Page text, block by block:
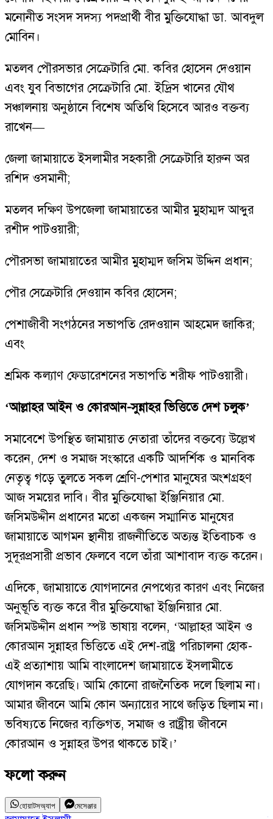
মনোনীত সংসদ সদস্য পদপ্রার্থী বীর মুক্তিযোদ্ধা ডা. আবদুল
মোবিন।
মতলব পৌরসভার সেক্রেটারি মো. কবির হোসেন দেওয়ান
এবং যুব বিভাগের সেক্রেটারি মো. ইদ্রিস খানের যৌথ
সঞ্চালনায় অনুষ্ঠানে বিশেষ অতিথি হিসেবে আরও বক্তব্য
রাখেন—
জেলা জামায়াতে ইসলামীর সহকারী সেক্রেটারি হারুন অর
রশিদ ওসমানী;
মতলব দক্ষিণ উপজেলা জামায়াতের আমীর মুহাম্মদ আব্দুর
রশীদ পাটওয়ারী;
পৌরসভা জামায়াতের আমীর মুহাম্মদ জসিম উদ্দিন প্রধান;
পৌর সেক্রেটারি দেওয়ান কবির হোসেন;
পেশাজীবী সংগঠনের সভাপতি রেদওয়ান আহমেদ জাকির;
এবং
শ্রমিক কল্যাণ ফেডারেশনের সভাপতি শরীফ পাটওয়ারী।
‘আল্লাহর আইন ও কোরআন-সুন্নাহর ভিত্তিতে দেশ চলুক’
সমাবেশে উপস্থিত জামায়াত নেতারা তাঁদের বক্তব্যে উল্লেখ
করেন, দেশ ও সমাজ সংস্কারে একটি আদর্শিক ও মানবিক
নেতৃত্ব গড়ে তুলতে সকল শ্রেণি-পেশার মানুষের অংশগ্রহণ
আজ সময়ের দাবি। বীর মুক্তিযোদ্ধা ইঞ্জিনিয়ার মো.
জসিমউদ্দীন প্রধানের মতো একজন সম্মানিত মানুষের
জামায়াতে আগমন স্থানীয় রাজনীতিতে অত্যন্ত ইতিবাচক ও
সুদূরপ্রসারী প্রভাব ফেলবে বলে তাঁরা আশাবাদ ব্যক্ত করেন।
এদিকে, জামায়াতে যোগদানের নেপথ্যের কারণ এবং নিজের
অনুভূতি ব্যক্ত করে বীর মুক্তিযোদ্ধা ইঞ্জিনিয়ার মো.
জসিমউদ্দীন প্রধান স্পষ্ট ভাষায় বলেন, ‘আল্লাহর আইন ও
কোরআন সুন্নাহর ভিত্তিতে এই দেশ-রাষ্ট্র পরিচালনা হোক-
এই প্রত্যাশায় আমি বাংলাদেশ জামায়াতে ইসলামীতে
যোগদান করেছি। আমি কোনো রাজনৈতিক দলে ছিলাম না।
আমার জীবনে আমি কোন অন্যায়ের সাথে জড়িত ছিলাম না।
ভবিষ্যতে নিজের ব্যক্তিগত, সমাজ ও রাষ্ট্রীয় জীবনে
কোরআন ও সুন্নাহর উপর থাকতে চাই।’
ফলো করুন
হোয়াটসঅ্যাপ মেসেঞ্জার